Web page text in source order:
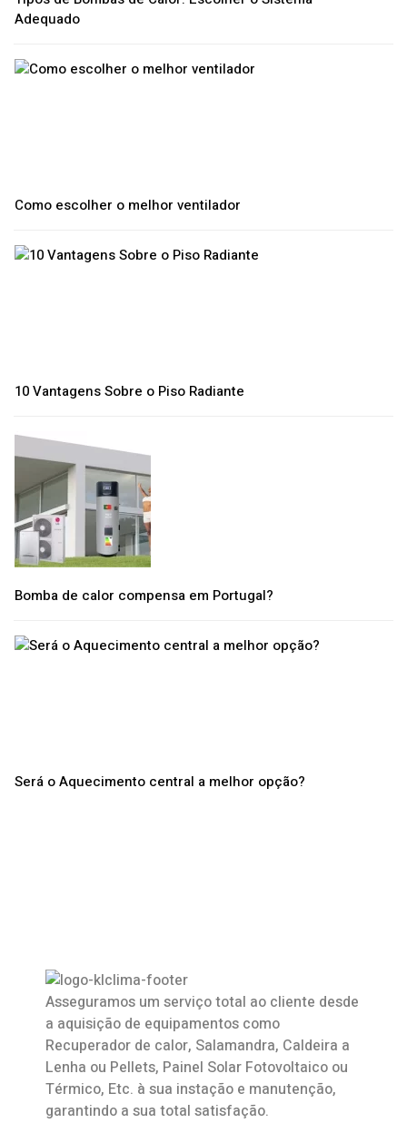
Adequado
Como escolher o melhor ventilador
10 Vantagens Sobre o Piso Radiante
Bomba de calor compensa em Portugal?
Será o Aquecimento central a melhor opção?
Asseguramos um serviço total ao cliente desde
a aquisição de equipamentos como
Recuperador de calor, Salamandra, Caldeira a
Lenha ou Pellets, Painel Solar Fotovoltaico ou
Térmico, Etc. à sua instação e manutenção,
garantindo a sua total satisfação.